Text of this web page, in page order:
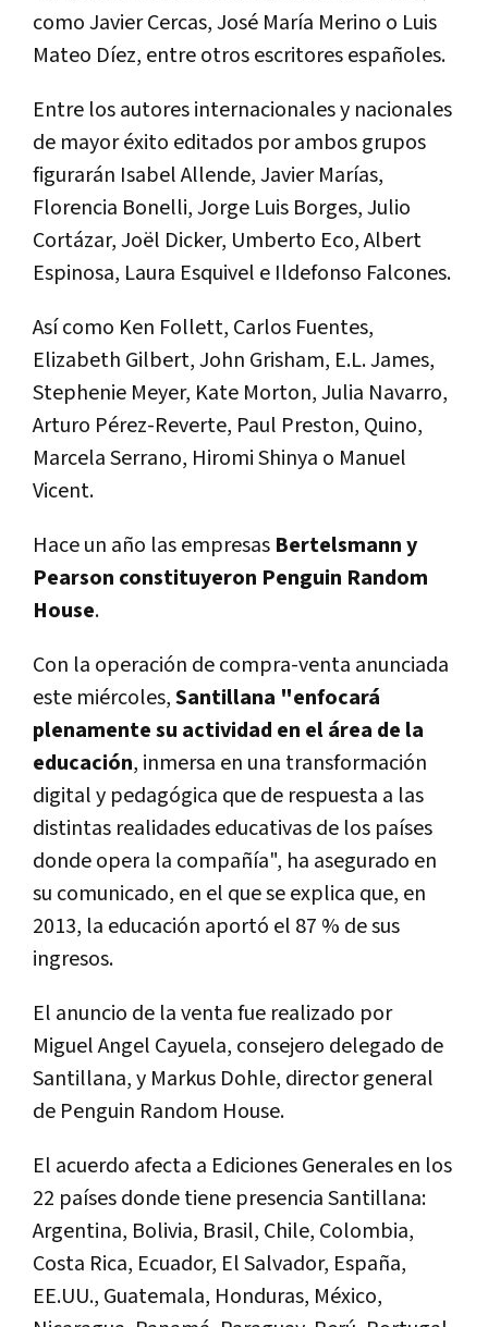
como Javier Cercas, José María Merino o Luis
Mateo Díez, entre otros escritores españoles.
Entre los autores internacionales y nacionales
de mayor éxito editados por ambos grupos
figurarán Isabel Allende, Javier Marías,
Florencia Bonelli, Jorge Luis Borges, Julio
Cortázar, Joël Dicker, Umberto Eco, Albert
Espinosa, Laura Esquivel e Ildefonso Falcones.
Así como Ken Follett, Carlos Fuentes,
Elizabeth Gilbert, John Grisham, E.L. James,
Stephenie Meyer, Kate Morton, Julia Navarro,
Arturo Pérez-Reverte, Paul Preston, Quino,
Marcela Serrano, Hiromi Shinya o Manuel
Vicent.
Hace un año las empresas Bertelsmann y
Pearson constituyeron Penguin Random
House.
Con la operación de compra-venta anunciada
este miércoles,Santillana "enfocará
plenamente su actividad en el área de la
educación, inmersa en una transformación
digital y pedagógica que de respuesta a las
distintas realidades educativas de los países
donde opera la compañía", ha asegurado en
su comunicado, en el que se explica que, en
2013, la educación aportó el 87 % de sus
ingresos.
El anuncio de la venta fue realizado por
Miguel Angel Cayuela, consejero delegado de
Santillana, y Markus Dohle, director general
de Penguin Random House.
El acuerdo afecta a Ediciones Generales en los
22 países donde tiene presencia Santillana:
Argentina, Bolivia, Brasil, Chile, Colombia,
Costa Rica, Ecuador, El Salvador, España,
EE.UU., Guatemala, Honduras, México,